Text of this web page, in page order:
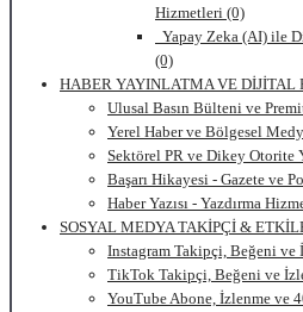
Hizmetleri (0)
Yapay Zeka (AI) ile
(0)
HABER YAYINLATMA VE DİJİTAL
Ulusal Basın Bülteni ve
Yerel Haber ve Bölgesel
Sektörel PR ve Dikey Otorite
Başarı Hikayesi - Gazete ve
Haber Yazısı - Yazdırma
SOSYAL MEDYA TAKİPÇİ &
Instagram Takipçi, Beğeni ve
TikTok Takipçi, Beğeni ve
YouTube Abone, İzlenme ve